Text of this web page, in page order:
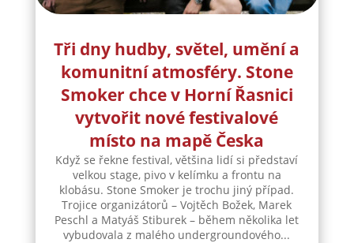
Tři dny hudby, světel, umění a
komunitní atmosféry. Stone
Smoker chce v Horní Řasnici
vytvořit nové festivalové
místo na mapě Česka
Když se řekne festival, většina lidí si představí
velkou stage, pivo v kelímku a frontu na
klobásu. Stone Smoker je trochu jiný případ.
Trojice organizátorů – Vojtěch Božek, Marek
Peschl a Matyáš Stiburek – během několika let
vybudovala z malého undergroundového...